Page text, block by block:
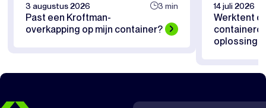
3 augustus 2026 3 min
Past een Kroftman-
overkapping op mijn container?
14 juli 2026
Werktent of
oplossing